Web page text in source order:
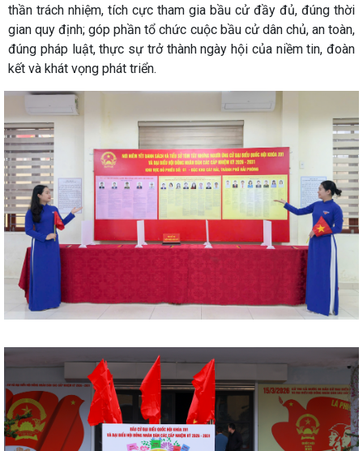
thần trách nhiệm, tích cực tham gia bầu cử đầy đủ, đúng thời
gian quy định; góp phần tổ chức cuộc bầu cử dân chủ, an toàn,
đúng pháp luật, thực sự trở thành ngày hội của niềm tin, đoàn
kết và khát vọng phát triển.